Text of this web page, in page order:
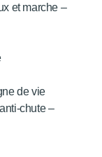
et marche –
de vie
chute –